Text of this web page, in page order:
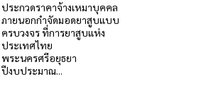
ประกวดราคาจ้างเหมาบุคคล
ภายนอกกำจัดมอดยาสูบแบบ
ครบวงจร ที่การยาสูบแห่ง
ประเทศไทย
พระนครศรีอยุธยา
ปีงบประมาณ...